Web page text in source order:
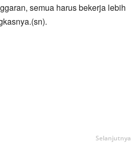
semua harus bekerja lebih
Selanjutnya